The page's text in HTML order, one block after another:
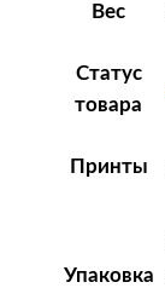
Вес
Статус
товара
Принты
Упаковка